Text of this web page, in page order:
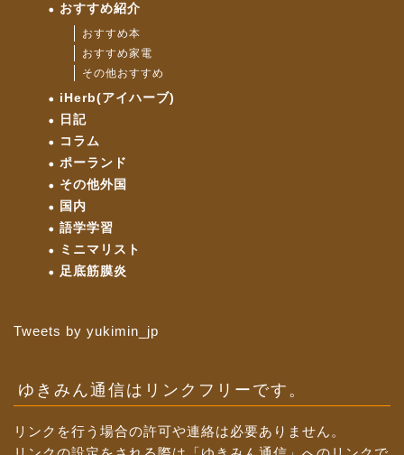
おすすめ紹介
おすすめ本
おすすめ家電
その他おすすめ
iHerb(アイハーブ)
日記
コラム
ポーランド
その他外国
国内
語学学習
ミニマリスト
足底筋膜炎
Tweets by yukimin_jp
ゆきみん通信はリンクフリーです。
リンクを行う場合の許可や連絡は必要ありません。